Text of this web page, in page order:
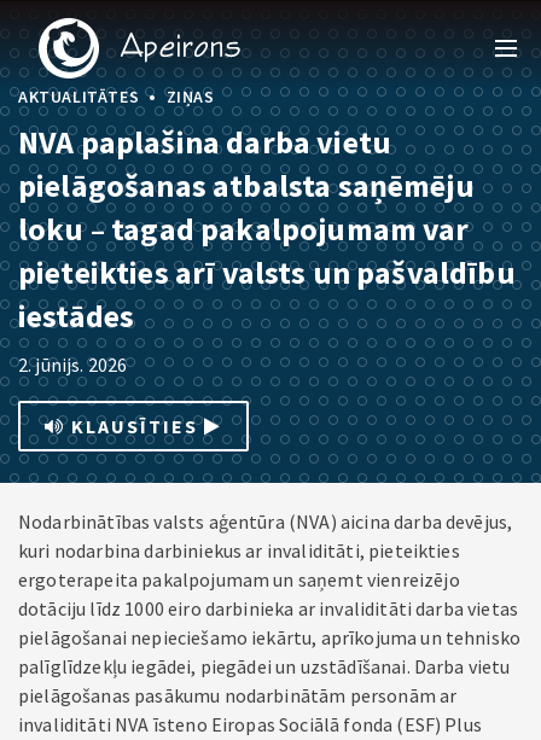
AKTUALITĀTES • ZIŅAS
NVA paplašina darba vietu
pielāgošanas atbalsta saņēmēju
loku – tagad pakalpojumam var
pieteikties arī valsts un pašvaldību
iestādes
2. jūnijs. 2026
KLAUSĪTIES
Nodarbinātības valsts aģentūra (NVA) aicina darba devējus,
kuri nodarbina darbiniekus ar invaliditāti, pieteikties
ergoterapeita pakalpojumam un saņemt vienreizējo
dotāciju līdz 1000 eiro darbinieka ar invaliditāti darba vietas
pielāgošanai nepieciešamo iekārtu, aprīkojuma un tehnisko
palīglīdzekļu iegādei, piegādei un uzstādīšanai. Darba vietu
pielāgošanas pasākumu nodarbinātām personām ar
invaliditāti NVA īsteno Eiropas Sociālā fonda (ESF) Plus